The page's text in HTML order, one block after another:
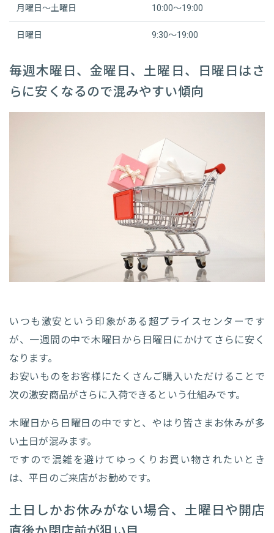
月曜日～土曜日 10:00～19:00
日曜日 9:30～19:00
毎週木曜日、金曜日、土曜日、日曜日はさ
らに安くなるので混みやすい傾向
いつも激安という印象がある超プライスセンターです
が、一週間の中で木曜日から日曜日にかけてさらに安く
なります。
お安いものをお客様にたくさんご購入いただけることで
次の激安商品がさらに入荷できるという仕組みです。
木曜日から日曜日の中ですと、やはり皆さまお休みが多
い土日が混みます。
ですので混雑を避けてゆっくりお買い物されたいとき
は、平日のご来店がお勧めです。
土日しかお休みがない場合、土曜日や開店